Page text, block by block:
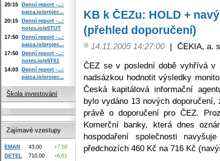
KB k ČEZu: HOLD +
(přehled doporučení)
14.11.2005 14:27:00 | ČEKIA, a.
ČEZ se v poslední době vyhřívá
nadsázkou hodnotit výsledky
Česká kapitálová informační
bylo vydáno 13 nových
právě o doporučení pro ČEZ.
Komerční banky, která dnes
hospodaření společnosti
předchozích 460 Kč na 716 Kč
20:15 Denní report -...:
paiza.io/projec...
20:15 Denní report -...:
notes.io/e5TUT
17:50 Denní report -...:
paiza.io/projec...
17:50 Denní report -...:
notes.io/e5T61
14:03 Denní report -...:
paiza.io/projec...
Škola investování
Zajímavé vzestupy
EMAN 43,00
+7,50
DETEL
710,00
+6,61